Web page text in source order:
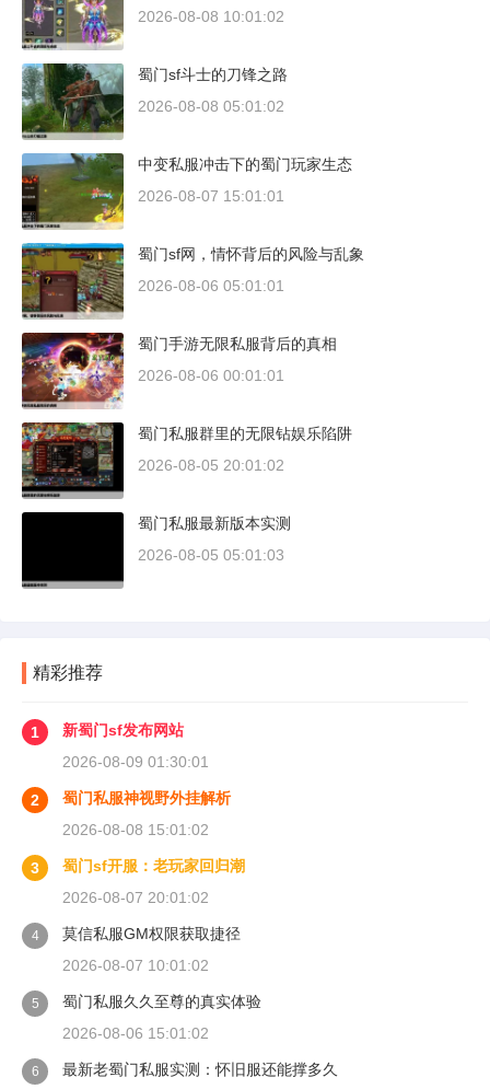
2026-08-08 10:01:02
蜀门sf斗士的刀锋之路
2026-08-08 05:01:02
中变私服冲击下的蜀门玩家生态
2026-08-07 15:01:01
蜀门sf网，情怀背后的风险与乱象
2026-08-06 05:01:01
蜀门手游无限私服背后的真相
2026-08-06 00:01:01
蜀门私服群里的无限钻娱乐陷阱
2026-08-05 20:01:02
蜀门私服最新版本实测
2026-08-05 05:01:03
精彩推荐
1
新蜀门sf发布网站
2026-08-09 01:30:01
2
蜀门私服神视野外挂解析
2026-08-08 15:01:02
3
蜀门sf开服：老玩家回归潮
2026-08-07 20:01:02
4
莫信私服GM权限获取捷径
2026-08-07 10:01:02
5
蜀门私服久久至尊的真实体验
2026-08-06 15:01:02
6 最新老蜀门私服实测：怀旧服还能撑多久